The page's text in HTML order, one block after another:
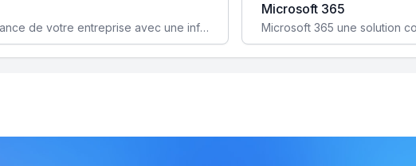
Garantissez la stabilité et la performance de votre entreprise avec une infrastructure IT sécurisée et évolutive.
Microsoft 365